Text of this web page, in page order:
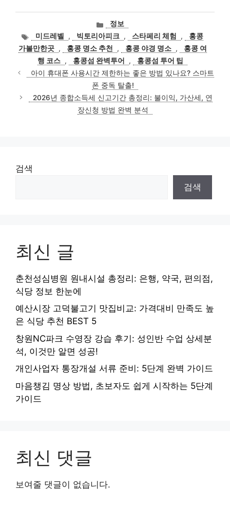
카
테
고
리
정보
태
그
미드레벨 , 빅토리아피크 , 스타페리 체험 ,
홍콩
가볼만한곳 , 홍콩 명소 추천 , 홍콩 야경 명소 ,
홍콩 여
행 코스 , 홍콩섬 완벽투어 ,
홍콩섬 투어 팁
아이 휴대폰 사용시간 제한하는 좋은 방법 있나요? 스마트
폰 중독 탈출!
2026년 종합소득세 신고기간 총정리: 불이익, 가산세, 연
장신청 방법 완벽 분석
검색
검색
최신 글
춘천성심병원 원내시설 총정리: 은행, 약국, 편의점,
식당 정보 한눈에
예산시장 고덕불고기 맛집비교: 가격대비 만족도 높
은 식당 추천 BEST 5
창원NC파크 수영장 강습 후기: 성인반 수업 상세분
석, 이것만 알면 성공!
개인사업자 통장개설 서류 준비: 5단계 완벽 가이드
마음챙김 명상 방법, 초보자도 쉽게 시작하는 5단계
가이드
최신 댓글
보여줄 댓글이 없습니다.